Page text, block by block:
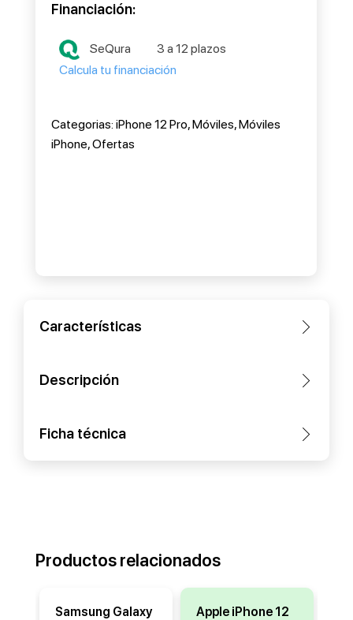
Financiación:
SeQura
3 a 12 plazos
Calcula tu financiación
Categorias: iPhone 12 Pro,Móviles,Móviles
iPhone,Ofertas
Características
Descripción
Ficha técnica
Productos relacionados
Samsung Galaxy
Apple iPhone 12